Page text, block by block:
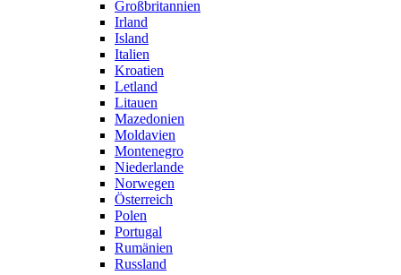
Großbritannien
Irland
Island
Italien
Kroatien
Letland
Litauen
Mazedonien
Moldavien
Montenegro
Niederlande
Norwegen
Österreich
Polen
Portugal
Rumänien
Russland